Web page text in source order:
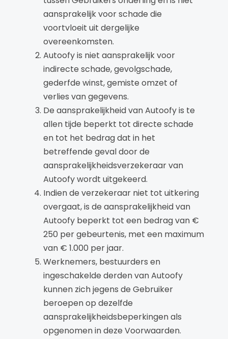
aansprakelijk voor schade die
voortvloeit uit dergelijke
overeenkomsten.
Autoofy is niet aansprakelijk voor
indirecte schade, gevolgschade,
gederfde winst, gemiste omzet of
verlies van gegevens.
De aansprakelijkheid van Autoofy is te
allen tijde beperkt tot directe schade
en tot het bedrag dat in het
betreffende geval door de
aansprakelijkheidsverzekeraar van
Autoofy wordt uitgekeerd.
Indien de verzekeraar niet tot uitkering
overgaat, is de aansprakelijkheid van
Autoofy beperkt tot een bedrag van €
250 per gebeurtenis, met een maximum
van € 1.000 per jaar.
Werknemers, bestuurders en
ingeschakelde derden van Autoofy
kunnen zich jegens de Gebruiker
beroepen op dezelfde
aansprakelijkheidsbeperkingen als
opgenomen in deze Voorwaarden.